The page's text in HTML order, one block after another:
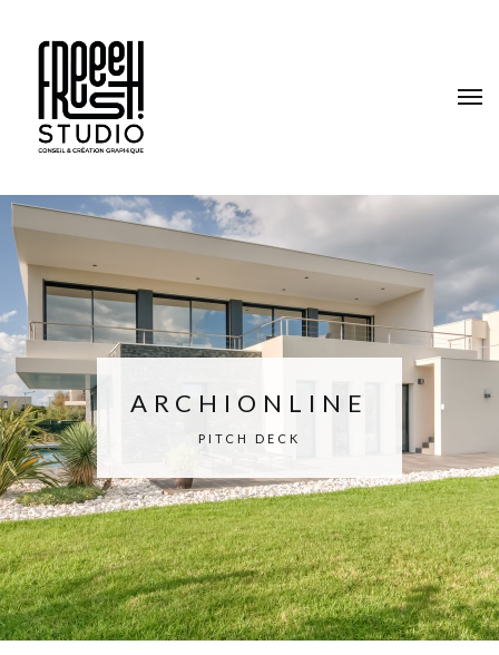
ARCHIONLINE
PITCH DECK